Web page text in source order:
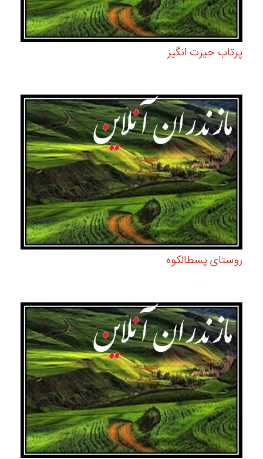
پرتاب حیرت انگیز
روستای پسطالکوه